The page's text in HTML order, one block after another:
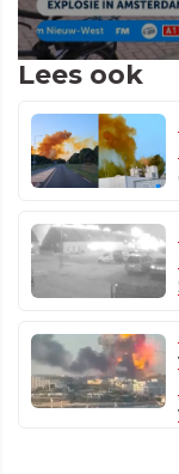
Lees ook